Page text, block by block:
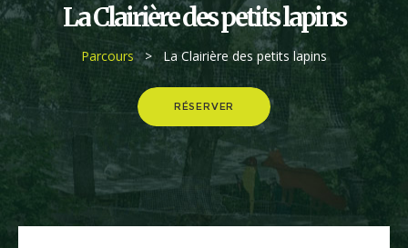
La Clairière des petits lapins
Parcours> La Clairière des petits lapins
RÉSERVER